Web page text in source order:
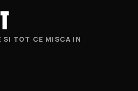
SI TOT CE MISCA IN